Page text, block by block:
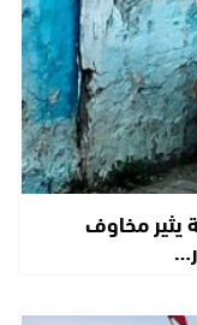
يثير مخاوف